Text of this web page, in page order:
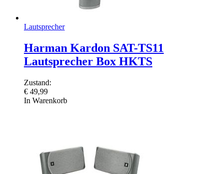
Lautsprecher
Harman Kardon SAT-TS11
Lautsprecher Box HKTS
Zustand:
€ 49,99
In Warenkorb